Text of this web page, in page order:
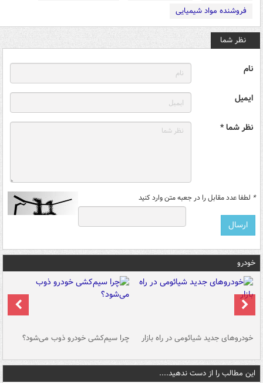
فروشنده مواد شیمیایی
نظر شما
نام
ایمیل
نظر شما *
* لطفا عدد مقابل را در جعبه متن وارد کنید
خودرو
خودروهای جدید شیائومی در راه بازار چرا سیم‌کشی خودرو ذوب می‌شود؟
این مطالب را از دست ندهید....